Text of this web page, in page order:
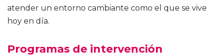
atender un entorno cambiante como el que se vive
hoy en día.
Programas de intervención